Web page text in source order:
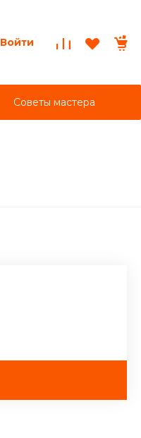
Войти
Советы мастера